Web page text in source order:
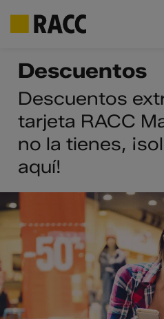
contenido
Descuentos
Descuentos
tarjeta RACC
no la tienes,
aquí!